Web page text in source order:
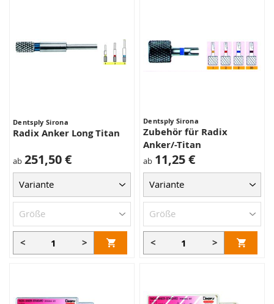
Dentsply Sirona
Radix Anker Long Titan
ab 251,50 €
< >
Dentsply Sirona
Zubehör für Radix
Anker/-Titan
ab 11,25 €
< >